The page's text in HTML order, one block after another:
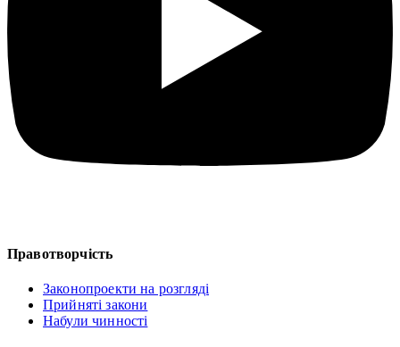
Правотворчість
Законопроекти на розгляді
Прийняті закони
Набули чинності